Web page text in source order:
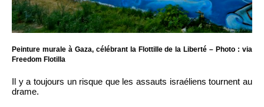
Peinture murale à Gaza, célébrant la Flottille de la Liberté – Photo : via
Freedom Flotilla
Il y a toujours un risque que les assauts israéliens tournent au
drame.